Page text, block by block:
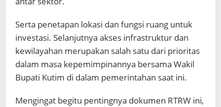
Serta penetapan lokasi dan fungsi ruang untuk
investasi. Selanjutnya akses infrastruktur dan
kewilayahan merupakan salah satu dari prioritas
dalam masa kepemimpinannya bersama Wakil
Bupati Kutim di dalam pemerintahan saat ini.
Mengingat begitu pentingnya dokumen RTRW ini,